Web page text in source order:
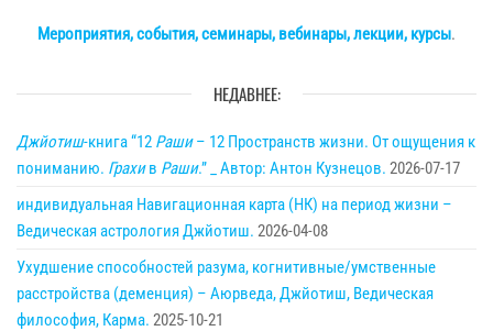
Мероприятия, события, семинары, вебинары, лекции, курсы.
НЕДАВНЕЕ:
Джйотиш-книга “12 Раши– 12 Пространств жизни. От ощущения к
пониманию. Грахив Раши.” _ Автор: Антон Кузнецов. 2026-07-17
индивидуальная Навигационная карта (НК) на период жизни –
Ведическая астрология Джйотиш. 2026-04-08
Ухудшение способностей разума, когнитивные/умственные
расстройства (деменция) – Аюрведа, Джйотиш, Ведическая
философия, Карма. 2025-10-21